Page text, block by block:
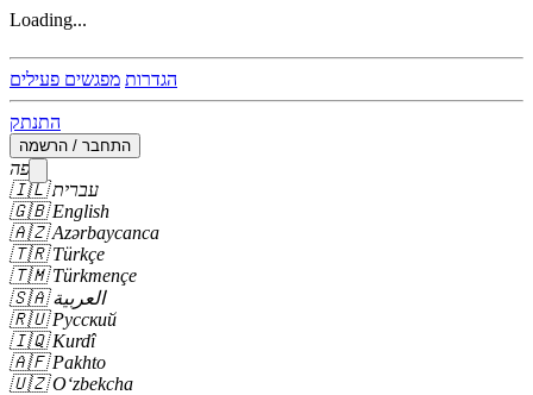
Loading...
הגדרות מפגשים פעילים
התנתק
התחבר / הרשמה
שפה
🇮🇱 עברית
🇬🇧 English
🇦🇿 Azərbaycanca
🇹🇷 Türkçe
🇹🇲 Türkmençe
🇸🇦 العربية
🇷🇺 Русский
🇮🇶 Kurdî
🇦🇫 Pakhto
🇺🇿 Oʻzbekcha